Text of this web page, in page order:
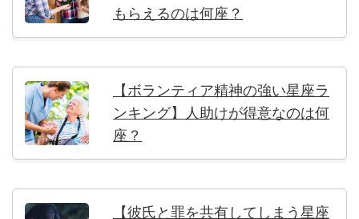
もらえるのは何座？
【ボランティア精神の強い星座ラ
ンキング】人助けが得意なのは何
座？
【彼氏と罪を共有してしまう星座